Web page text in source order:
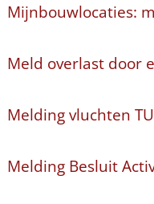
Mijnbouwlocaties:
Meld overlast door
Melding vluchten
Melding Besluit